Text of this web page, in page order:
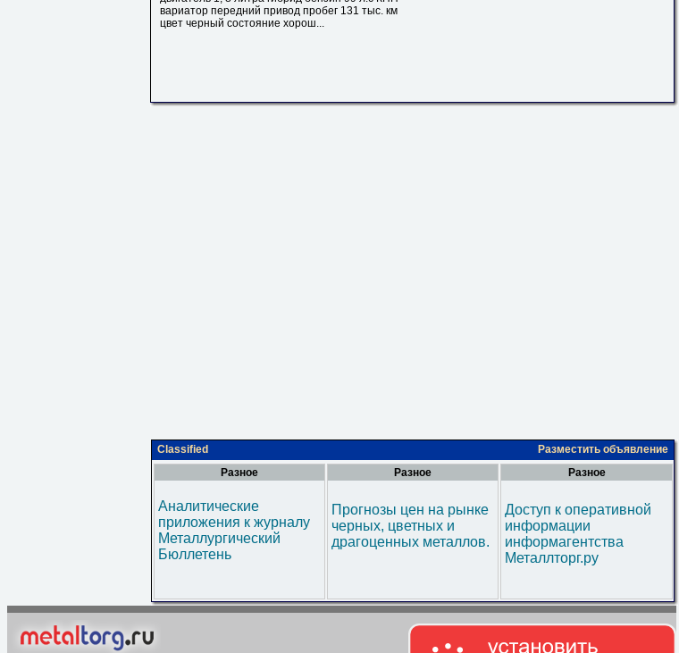
вариатор передний привод пробег 131 тыс. км
цвет черный состояние хорош...
Classified
Разместить объявление
Разное
Аналитические
приложения к журналу
Металлургический
Бюллетень
Разное
Прогнозы цен на рынке
черных, цветных и
драгоценных металлов.
Разное
Доступ к оперативной
информации
информагентства
Металлторг.ру